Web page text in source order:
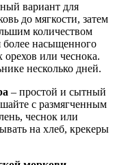
вариант для
до мягкости, затем
количеством
более насыщенного
или чеснока.
несколько дней.
– простой и сытный
с размягченным
чеснок или
на хлеб, крекеры